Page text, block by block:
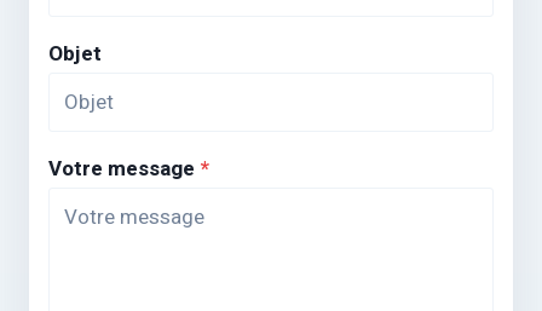
Objet
Votre message *